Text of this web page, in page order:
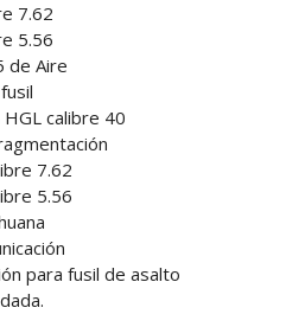
7.62
5.56
de Aire
calibre 40
7.62
5.56
para fusil de asalto